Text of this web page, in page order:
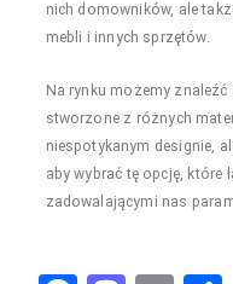
nich domowników, ale
mebli i innych sprzętów.
Na rynku możemy
stworzone z różnych
niespotykanym designie,
aby wybrać tę opcję, które
zadowalającymi nas